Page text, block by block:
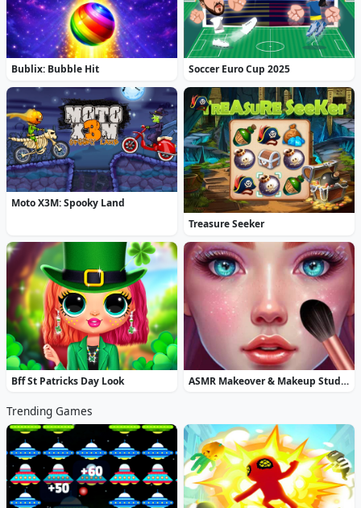
Bublix: Bubble Hit Soccer Euro Cup 2025
Moto X3M: Spooky Land
Treasure Seeker
Bff St Patricks Day Look ASMR Makeover & Makeup Studio
Trending Games